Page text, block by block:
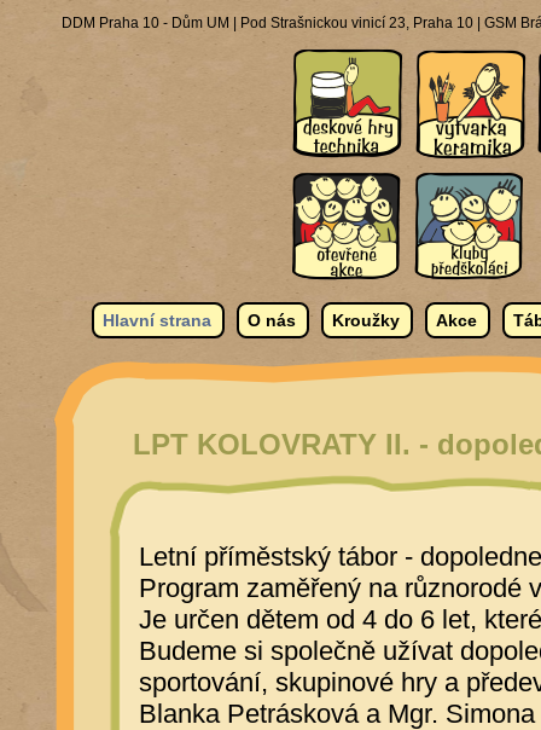
DDM Praha 10 - Dům UM | Pod Strašnickou vinicí 23, Praha 10 | GSM
Hlavní strana O nás Kroužky Akce
LPT KOLOVRATY II. -
Letní příměstský tábor -
Program zaměřený na různorodé
Je určen dětem od 4 do 6 let,
Budeme si společně užívat
sportování, skupinové hry a
Blanka Petrásková a Mgr.